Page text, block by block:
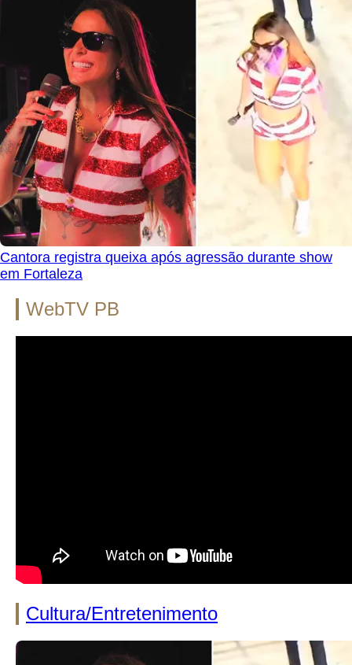
Cantora registra queixa após agressão durante show
em Fortaleza
WebTV PB
Cultura/Entretenimento